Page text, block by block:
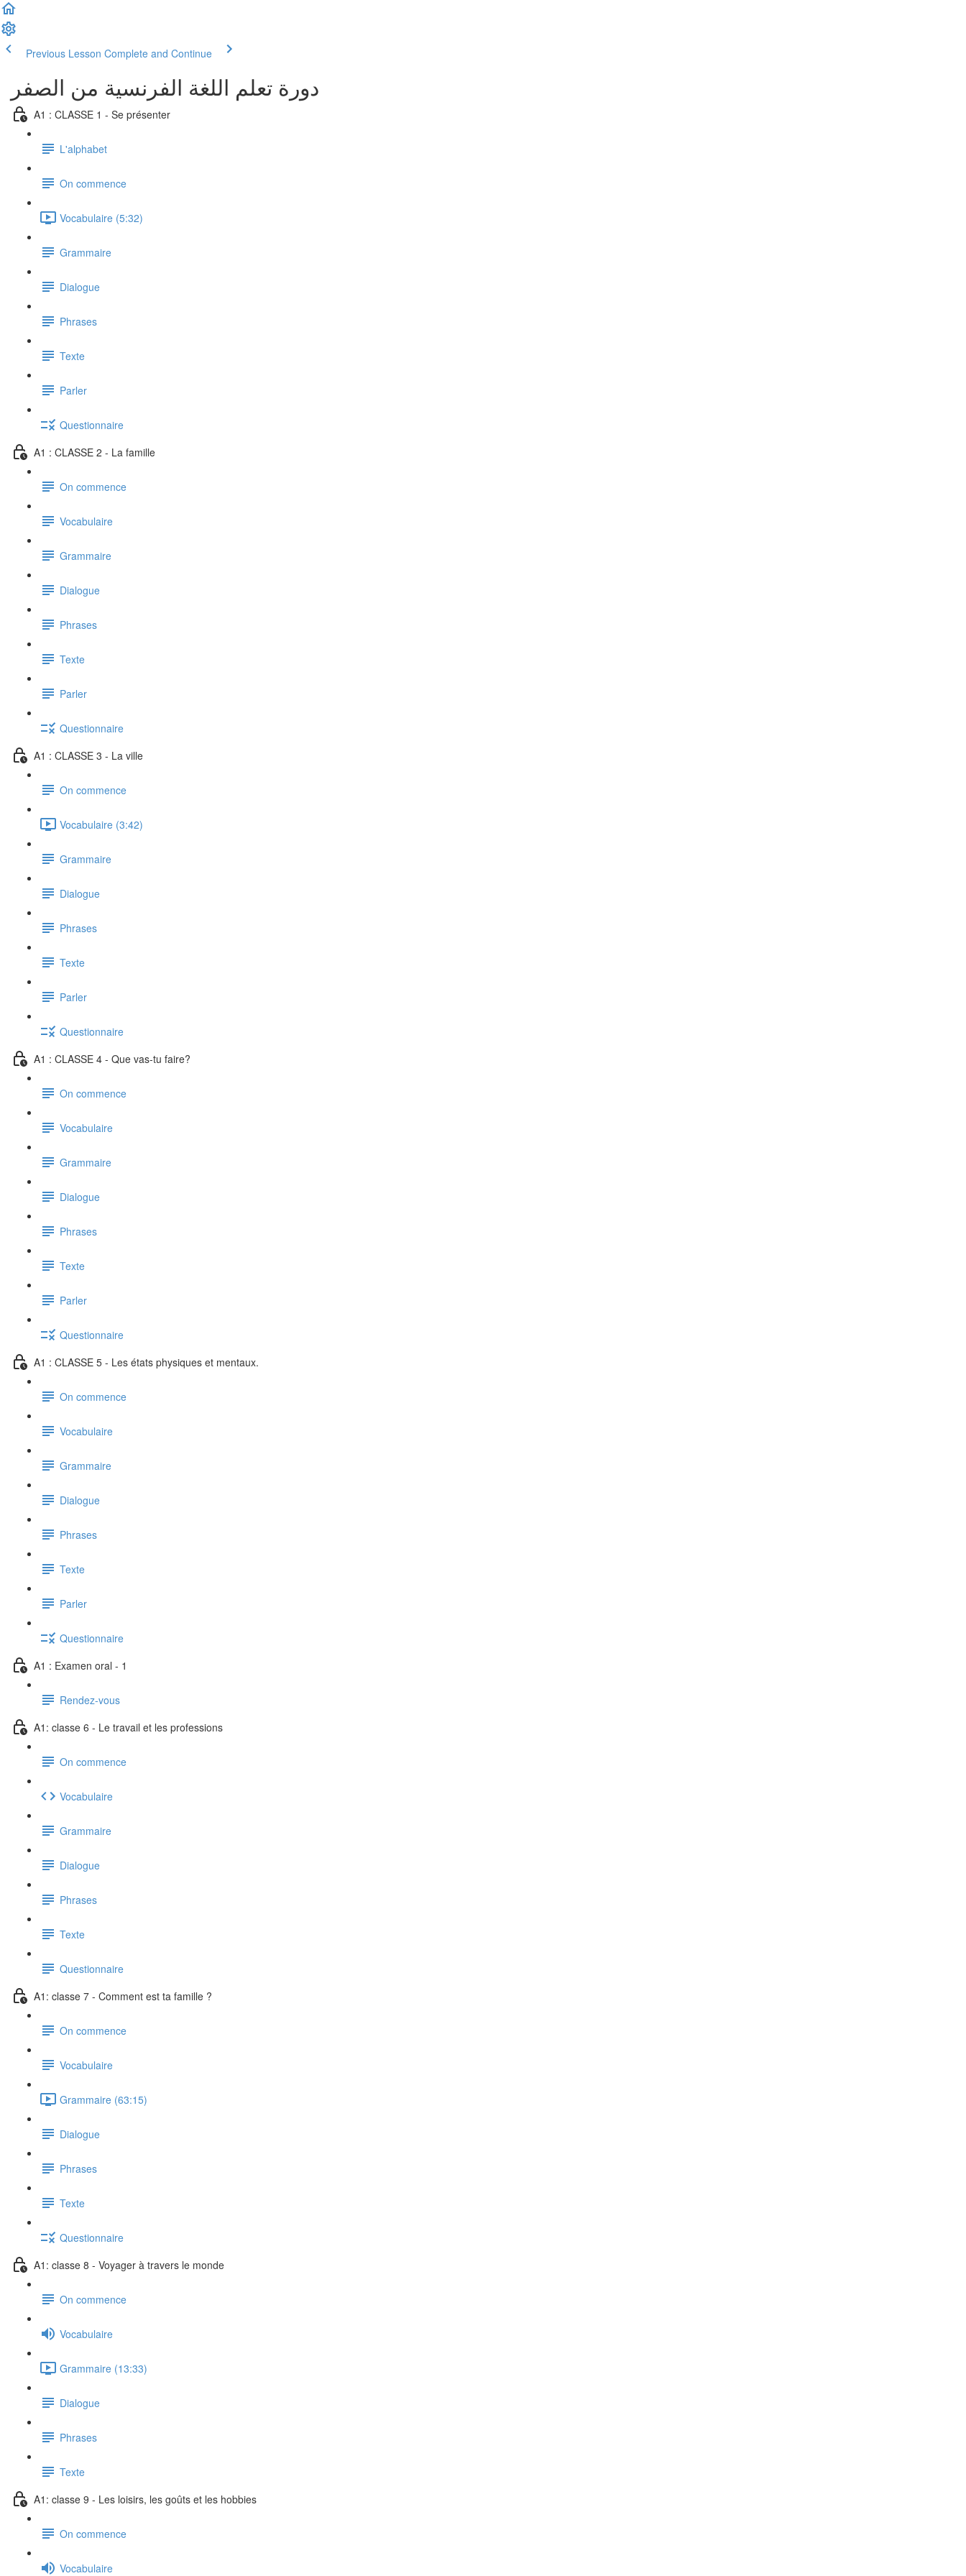
Previous Lesson Complete and Continue
دورة تعلم اللغة الفرنسية من الصفر
A1 : CLASSE 1 - Se présenter
L'alphabet
On commence
Vocabulaire (5:32)
Grammaire
Dialogue
Phrases
Texte
Parler
Questionnaire
A1 : CLASSE 2 - La famille
On commence
Vocabulaire
Grammaire
Dialogue
Phrases
Texte
Parler
Questionnaire
A1 : CLASSE 3 - La ville
On commence
Vocabulaire (3:42)
Grammaire
Dialogue
Phrases
Texte
Parler
Questionnaire
A1 : CLASSE 4 - Que vas-tu faire?
On commence
Vocabulaire
Grammaire
Dialogue
Phrases
Texte
Parler
Questionnaire
A1 : CLASSE 5 - Les états physiques et mentaux.
On commence
Vocabulaire
Grammaire
Dialogue
Phrases
Texte
Parler
Questionnaire
A1 : Examen oral - 1
Rendez-vous
A1: classe 6 - Le travail et les professions
On commence
Vocabulaire
Grammaire
Dialogue
Phrases
Texte
Questionnaire
A1: classe 7 - Comment est ta famille ?
On commence
Vocabulaire
Grammaire (63:15)
Dialogue
Phrases
Texte
Questionnaire
A1: classe 8 - Voyager à travers le monde
On commence
Vocabulaire
Grammaire (13:33)
Dialogue
Phrases
Texte
A1: classe 9 - Les loisirs, les goûts et les hobbies
On commence
Vocabulaire